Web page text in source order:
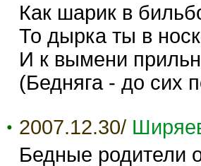
Как шарик в
То дырка ты в
И к вымени
(Бедняга - до сих
2007.12.30/
Бедные родители